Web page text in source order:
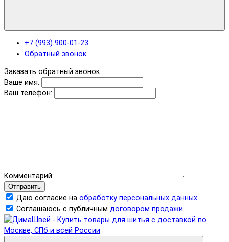
+7 (993) 900-01-23
Обратный звонок
Заказать обратный звонок
Ваше имя:
Ваш телефон:
Комментарий:
Отправить
Даю согласие на обработку персональных данных.
Соглашаюсь с публичным договором продажи.